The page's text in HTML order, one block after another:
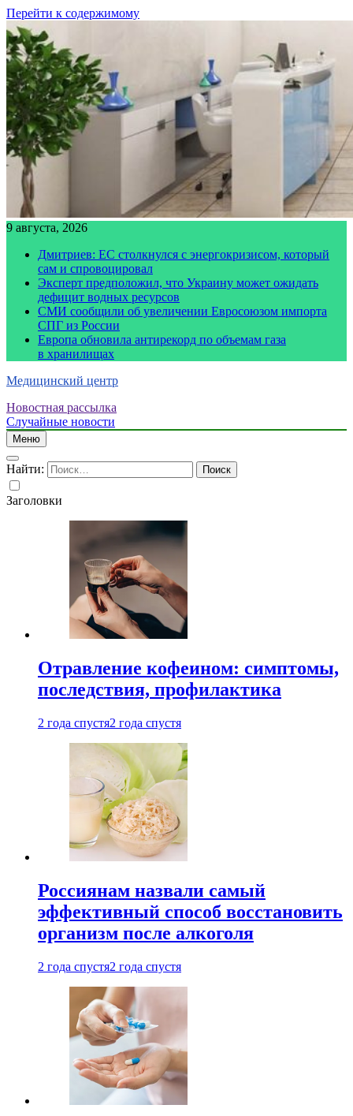
Перейти к содержимому
9 августа, 2026
Дмитриев: ЕС столкнулся с энергокризисом, который
сам и спровоцировал
Эксперт предположил, что Украину может ожидать
дефицит водных ресурсов
СМИ сообщили об увеличении Евросоюзом импорта
СПГ из России
Европа обновила антирекорд по объемам газа
в хранилищах
Медицинский центр
Новостная рассылка
Случайные новости
Меню
Найти:
Заголовки
Отравление кофеином: симптомы,
последствия, профилактика
2 года спустя2 года спустя
Россиянам назвали самый
эффективный способ восстановить
организм после алкоголя
2 года спустя2 года спустя